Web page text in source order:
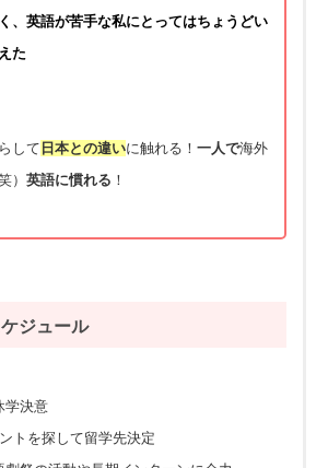
、英語が苦手な私にとってはちょうどい
た
して 日本との違いに触れる！ 一人で海外
） 英語に慣れる ！
ジュール
学決意
トを探して留学先決定